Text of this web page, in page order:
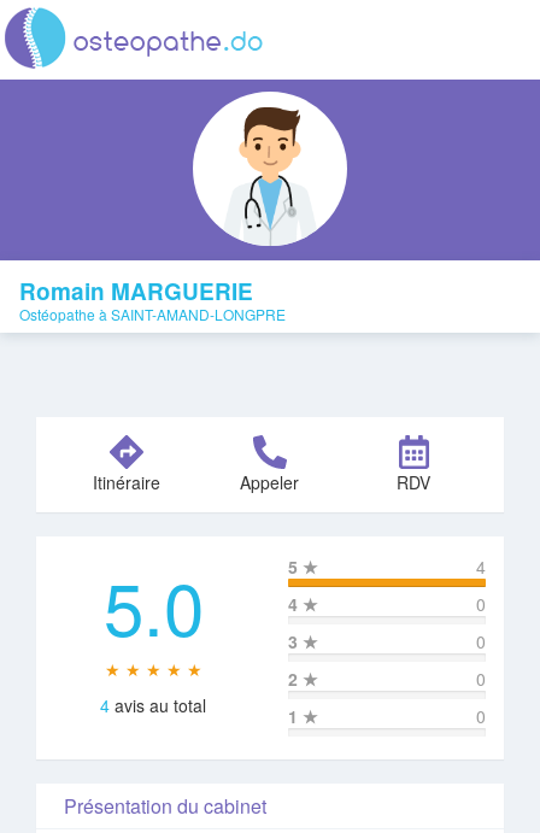
Romain MARGUERIE
Ostéopathe à SAINT-AMAND-LONGPRE
Itinéraire Appeler RDV
5.0
★ ★ ★ ★ ★
4 avis au total
5 ★
4
4 ★
0
3 ★
0
2 ★
0
1 ★ 0
Présentation du cabinet